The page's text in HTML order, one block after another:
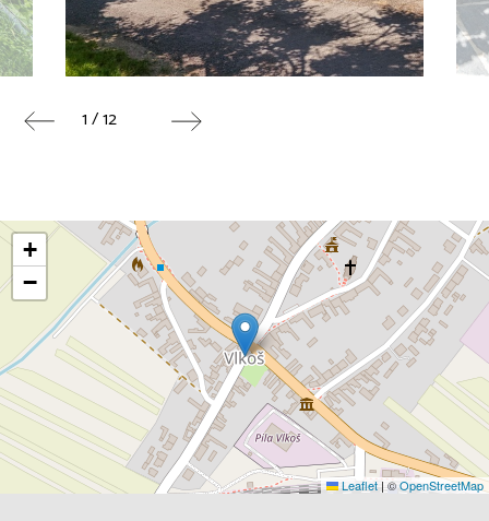
1 / 12
+
−
Leaflet|©OpenStreetMap